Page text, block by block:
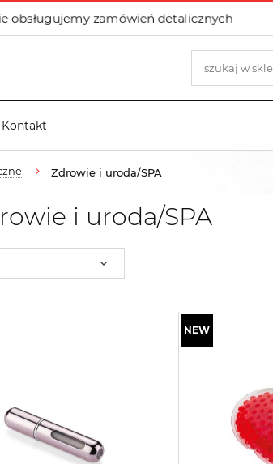
obsługujemy zamówień detalicznych
Kontakt
Zdrowie i uroda/SPA
i uroda/SPA